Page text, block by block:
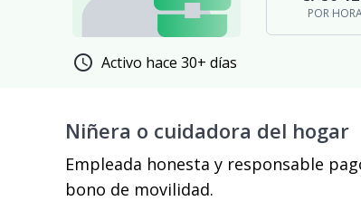
POR
schedule Activo hace 30+ días
Niñera o cuidadora del hogar
Empleada honesta y responsable
bono de movilidad.